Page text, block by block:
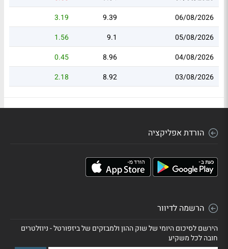
06/08/2026
9.39
3.19
05/08/2026
9.1
1.56
04/08/2026
8.96
0.45
03/08/2026
8.92
2.18
הורדת אפליקציה
הרשמה לדיוור
הירשם לסיכום היומי של שוק ההון ולמבזקים של ביזפורטל - ניוזלטרים
חובה לכל משקיע